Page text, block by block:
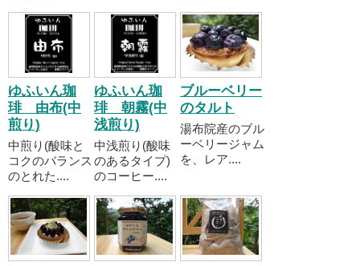
ゆふいん珈
琲 由布(中
煎り)
中煎り(酸味と
コクのバランス
のとれた....
ゆふいん珈
琲 朝霧(中
浅煎り)
中浅煎り(酸味
のあるタイプ)
のコーヒー....
ブルーベリー
のタルト
湯布院産のブル
ーベリージャム
を、レア....